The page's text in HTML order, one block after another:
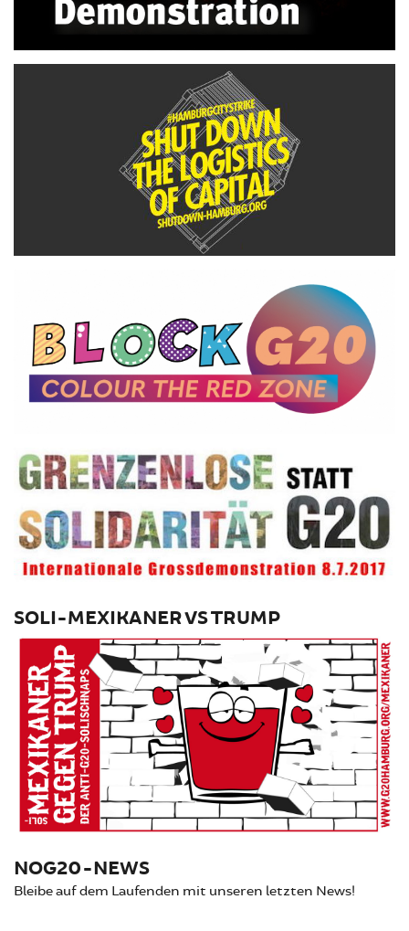
SOLI-MEXIKANER VS TRUMP
NOG20-NEWS
Bleibe auf dem Laufenden mit unseren letzten News!